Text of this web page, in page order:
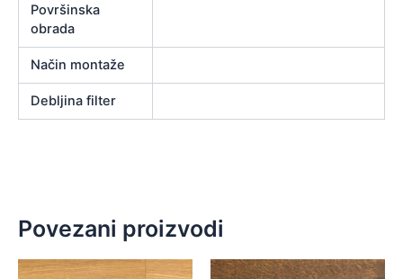
Površinska
obrada
Način montaže
Debljina filter
Povezani proizvodi